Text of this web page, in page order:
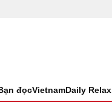
đọcVietnamDaily Relax